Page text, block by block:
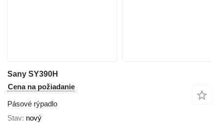
Sany SY390H
Cena na požiadanie
Pásové rýpadlo
Stav nový